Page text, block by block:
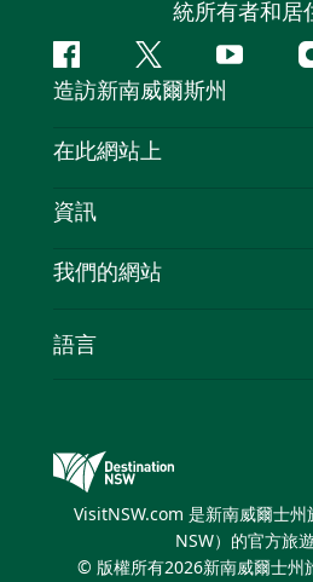
統所有者和居
Facebook嘰
嘰
喳
Youtube
造訪新南威爾斯州
聯絡我們
隱私
Cookie 通知
在此網站上
目的地
新南威爾斯州公路旅行
活動
資訊
旅行資訊
新南威爾斯的商業
我們的網站
新南威爾士州旅遊局（
繽紛悉尼燈光音樂節
語言
VisitNSW.com 是新南威爾士
NSW）的官方旅遊
© 版權所有2026新南威爾士